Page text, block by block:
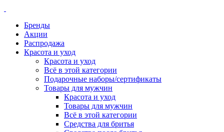
Бренды
Акции
Распродажа
Красота и уход
Красота и уход
Всё в этой категории
Подарочные наборы/сертификаты
Товары для мужчин
Красота и уход
Товары для мужчин
Всё в этой категории
Средства для бритья